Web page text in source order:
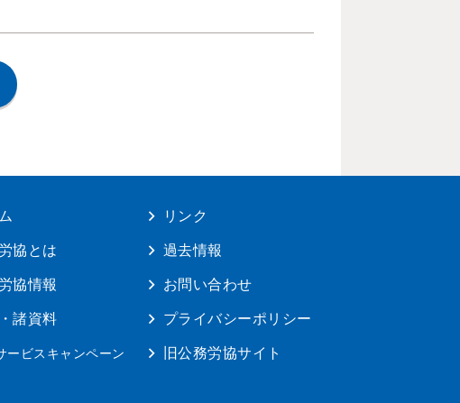
協とは
協情報
諸資料
ービスキャンペーン
リンク
過去情報
お問い合わせ
プライバシーポリシー
旧公務労協サイト